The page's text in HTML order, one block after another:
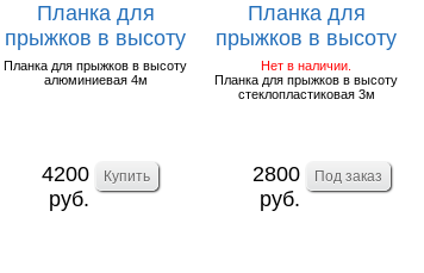
Планка для
прыжков в высоту
алюминиевая 4м.
Планка для прыжков в высоту
алюминиевая 4м
4200
руб.
Планка для
прыжков в высоту
стеклопластиковая
3м.
Нет в наличии.
Планка для прыжков в высоту
стеклопластиковая 3м
2800
руб.